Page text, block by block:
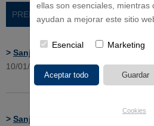
ellas son esenciales, mientras
ayudan a mejorar este sitio
Esencial Marketing
Cookies
PRENSA > NOTICIAS
> Sanjose constriuirá el nuevo
10/01/2011
> Sanjose construirá una piscina